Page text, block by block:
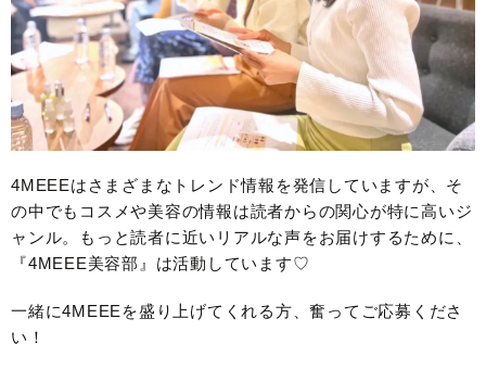
4MEEEはさまざまなトレンド情報を発信していますが、そ
の中でもコスメや美容の情報は読者からの関心が特に高いジ
ャンル。もっと読者に近いリアルな声をお届けするために、
『4MEEE美容部』は活動しています♡
一緒に4MEEEを盛り上げてくれる方、奮ってご応募くださ
い！